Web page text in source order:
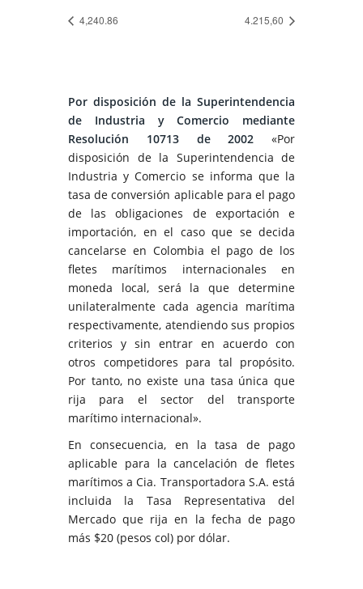
4,240.86 4.215,60
Por disposición de la Superintendencia
de Industria y Comercio mediante
Resolución 10713 de 2002 «Por
disposición de la Superintendencia de
Industria y Comercio se informa que la
tasa de conversión aplicable para el pago
de las obligaciones de exportación e
importación, en el caso que se decida
cancelarse en Colombia el pago de los
fletes marítimos internacionales en
moneda local, será la que determine
unilateralmente cada agencia marítima
respectivamente, atendiendo sus propios
criterios y sin entrar en acuerdo con
otros competidores para tal propósito.
Por tanto, no existe una tasa única que
rija para el sector del transporte
marítimo internacional».
En consecuencia, en la tasa de pago
aplicable para la cancelación de fletes
marítimos a Cia. Transportadora S.A. está
incluida la Tasa Representativa del
Mercado que rija en la fecha de pago
más $20 (pesos col) por dólar.